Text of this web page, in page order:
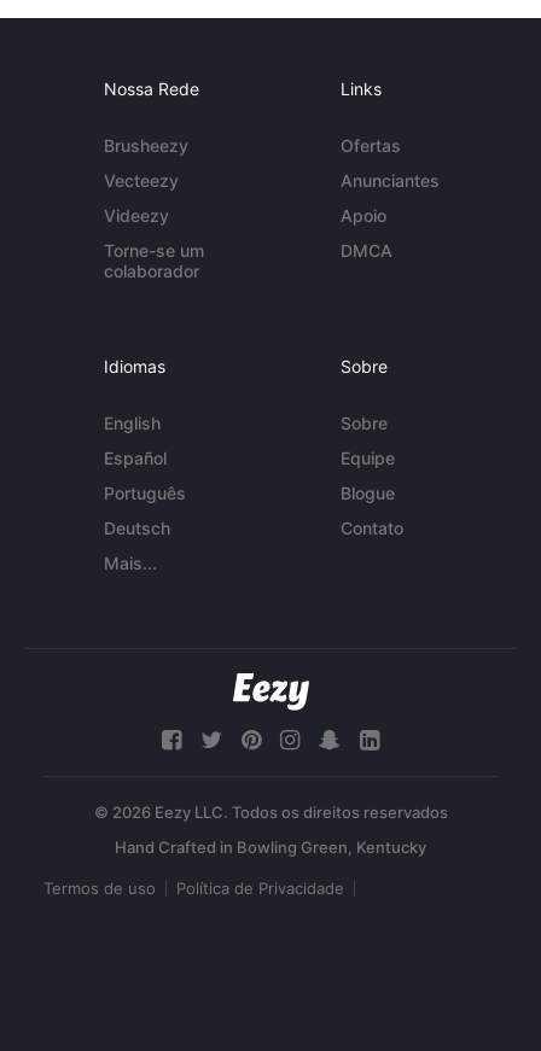
Nossa Rede
Brusheezy
Vecteezy
Videezy
Torne-se um
colaborador
Links
Ofertas
Anunciantes
Apoio
DMCA
Idiomas
English
Español
Português
Deutsch
Mais...
Sobre
Sobre
Equipe
Blogue
Contato
© 2026 Eezy LLC. Todos os direitos reservados
Termos de uso Política de Privacidade